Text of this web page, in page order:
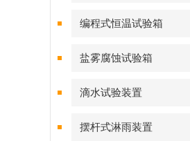
编程式恒温试验箱
盐雾腐蚀试验箱
滴水试验装置
摆杆式淋雨装置